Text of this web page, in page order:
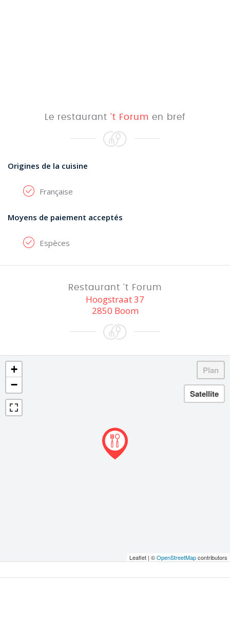
Le restaurant 't Forum en bref
Origines de la cuisine
Française
Moyens de paiement acceptés
Espèces
Restaurant 't Forum
Hoogstraat 37
2850 Boom
+
−
Leaflet | ©OpenStreetMapcontributors